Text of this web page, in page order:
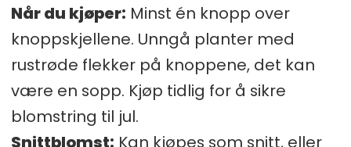
Når du kjøper: Minst én knopp over
knoppskjellene. Unngå planter med
rustrøde flekker på knoppene, det kan
være en sopp. Kjøp tidlig for å sikre
blomstring til jul.